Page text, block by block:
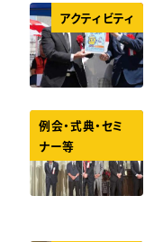
アクティビティ
例会・式典・セミ
ナー等